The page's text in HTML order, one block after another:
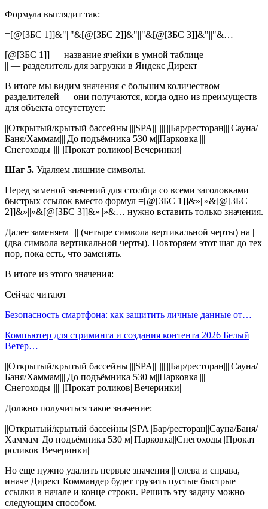
Формула выглядит так:
=[@[ЗБС 1]]&"||"&[@[ЗБС 2]]&"||"&[@[ЗБС 3]]&"||"&…
[@[ЗБС 1]] — название ячейки в умной таблице
|| — разделитель для загрузки в Яндекс Директ
В итоге мы видим значения с большим количеством
разделителей — они получаются, когда одно из преимуществ
для объекта отсутствует:
||Открытый/крытый бассейны||||SPA||||||||||Бар/ресторан||||Сауна/
Баня/Хаммам||||До подъёмника 530 м||Парковка||||||
Снегоходы||||||||Прокат роликов||Вечеринки||
Шаг 5. Удаляем лишние символы.
Перед заменой значений для столбца со всеми заголовками
быстрых ссылок вместо формул =[@[ЗБС 1]]&»||»&[@[ЗБС
2]]&»||»&[@[ЗБС 3]]&»||»&… нужно вставить только значения.
Далее заменяем |||| (четыре символа вертикальной черты) на ||
(два символа вертикальной черты). Повторяем этот шаг до тех
пор, пока есть, что заменять.
В итоге из этого значения:
Сейчас читают
Безопасность смартфона: как защитить личные данные от…
Компьютер для стриминга и создания контента 2026 Белый
Ветер…
||Открытый/крытый бассейны||||SPA||||||||||Бар/ресторан||||Сауна/
Баня/Хаммам||||До подъёмника 530 м||Парковка||||||
Снегоходы||||||||Прокат роликов||Вечеринки||
Должно получиться такое значение:
||Открытый/крытый бассейны||SPA||Бар/ресторан||Сауна/Баня/
Хаммам||До подъёмника 530 м||Парковка||Снегоходы||Прокат
роликов||Вечеринки||
Но еще нужно удалить первые значения || слева и справа,
иначе Директ Коммандер будет грузить пустые быстрые
ссылки в начале и конце строки. Решить эту задачу можно
следующим способом.